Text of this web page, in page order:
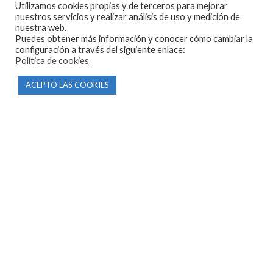
Parque Empresarial Las Condas , Nave 1
05440 Piedralaves-Ávila
603 57 44 50
info@motorecambiosfldelhierro.com
Utilizamos cookies propias y de terceros para mejorar
nuestros servicios y realizar análisis de uso y medición de
nuestra web.
Puedes obtener más información y conocer cómo cambiar la
configuración a través del siguiente enlace:
Política de cookies
ACEPTO LAS COOKIES